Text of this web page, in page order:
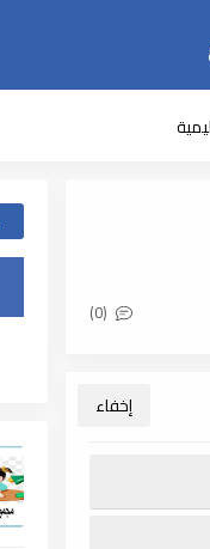
(0)